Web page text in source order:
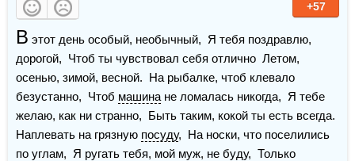
+57
В этот день особый, необычный,  Я тебя поздравлю,
дорогой,  Чтоб ты чувствовал себя отлично  Летом,
осенью, зимой, весной.  На рыбалке, чтоб клевало
безустанно,  Чтоб машина не ломалась никогда,  Я тебе
желаю, как ни странно,  Быть таким, кокой ты есть всегда.
Наплевать на грязную посуду,  На носки, что поселились
по углам,  Я ругать тебя, мой муж, не буду,  Только